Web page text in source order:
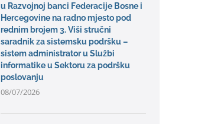
u Razvojnoj banci Federacije Bosne i
Hercegovine na radno mjesto pod
rednim brojem 3. Viši stručni
saradnik za sistemsku podršku –
sistem administrator u Službi
informatike u Sektoru za podršku
poslovanju
08/07/2026